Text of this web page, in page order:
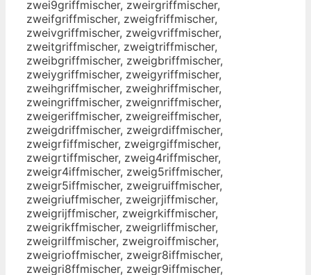
zwei9griffmischer, zweirgriffmischer,
zweifgriffmischer, zweigfriffmischer,
zweivgriffmischer, zweigvriffmischer,
zweitgriffmischer, zweigtriffmischer,
zweibgriffmischer, zweigbriffmischer,
zweiygriffmischer, zweigyriffmischer,
zweihgriffmischer, zweighriffmischer,
zweingriffmischer, zweignriffmischer,
zweigeriffmischer, zweigreiffmischer,
zweigdriffmischer, zweigrdiffmischer,
zweigrfiffmischer, zweigrgiffmischer,
zweigrtiffmischer, zweig4riffmischer,
zweigr4iffmischer, zweig5riffmischer,
zweigr5iffmischer, zweigruiffmischer,
zweigriuffmischer, zweigrjiffmischer,
zweigrijffmischer, zweigrkiffmischer,
zweigrikffmischer, zweigrliffmischer,
zweigrilffmischer, zweigroiffmischer,
zweigrioffmischer, zweigr8iffmischer,
zweigri8ffmischer, zweigr9iffmischer,